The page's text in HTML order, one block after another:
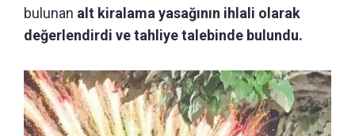
bulunan alt kiralama yasağının ihlali olarak
değerlendirdi ve tahliye talebinde bulundu.